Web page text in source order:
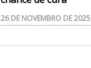
26 DE NOVEMBRO DE 2025